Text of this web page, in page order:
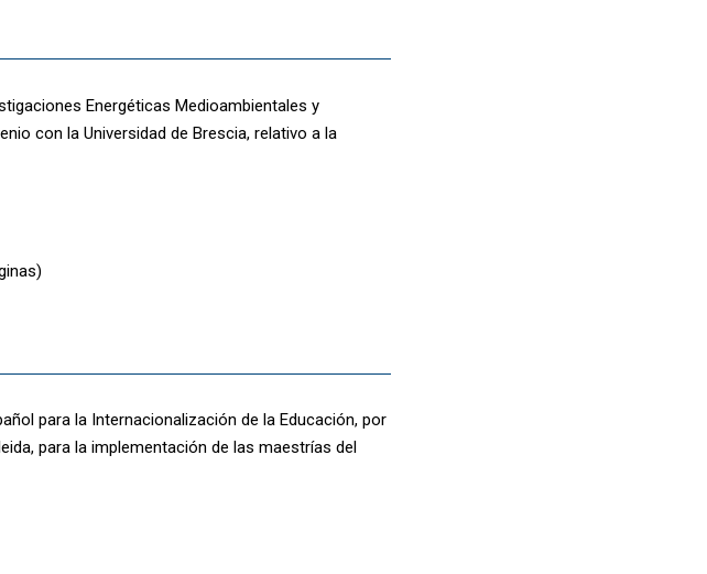
Energéticas Medioambientales y
con la Universidad de Brescia, relativo a la
para la Internacionalización de la Educación, por
para la implementación de las maestrías del